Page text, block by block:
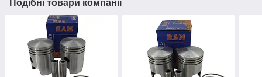
Подібні товари компанії